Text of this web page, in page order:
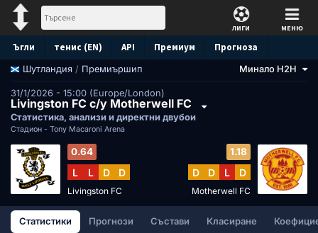
ЛИГИ МЕНЮ
Ъгли тенис (EN) API Премиум Прогноза
Шутландия / Премиършип Минало H2H
31/1/2026 - 15:00 (Europe/London)
Livingston FC с/у Motherwell FC
Статистика, анализи и директни двубои
Стадион - Tony Macaroni Arena
0.64
L L D D
Livingston FC
1.18
D D L D
Motherwell FC
Статистики Прогнози Състави Класиране